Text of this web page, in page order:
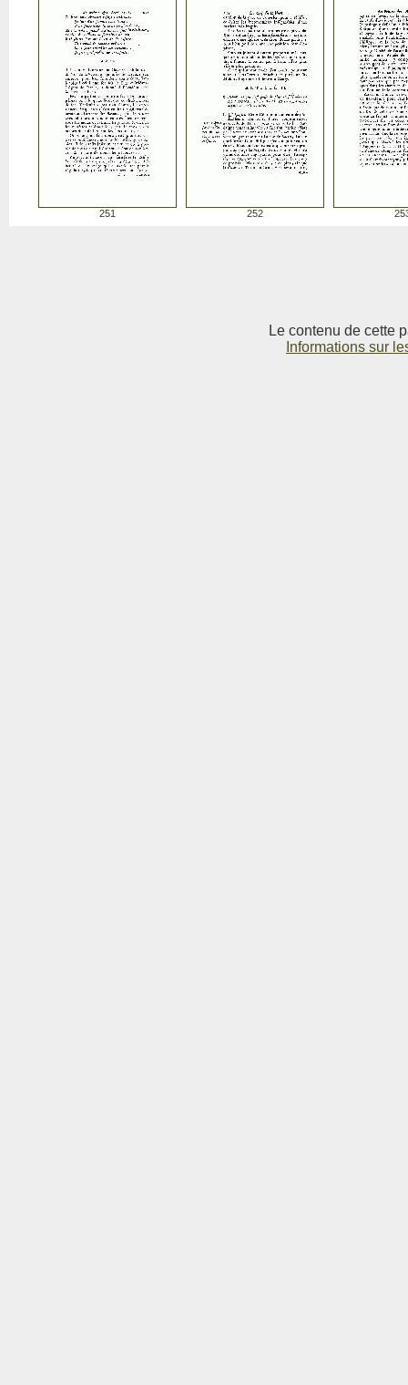
251 252
Le contenu de cette
Informations sur